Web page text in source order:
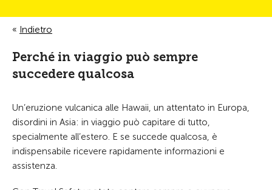
Indietro
Perché in viaggio può sempre
succedere qualcosa
Un’eruzione vulcanica alle Hawaii, un attentato in Europa,
disordini in Asia: in viaggio può capitare di tutto,
specialmente all’estero. E se succede qualcosa, è
indispensabile ricevere rapidamente informazioni e
assistenza.